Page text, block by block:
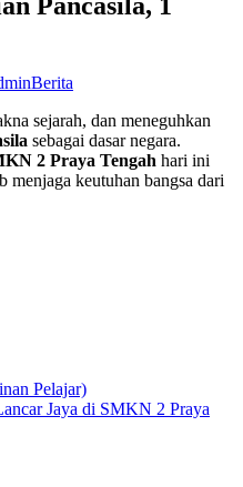
Berita
sejarah, dan meneguhkan
sebagai dasar negara.
2 Praya Tengah hari ini
keutuhan bangsa dari
Pelajar)
Jaya di SMKN 2 Praya